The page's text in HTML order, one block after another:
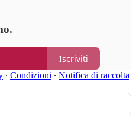
Iscriviti
∙ Condizioni ∙ Notifica di raccolta